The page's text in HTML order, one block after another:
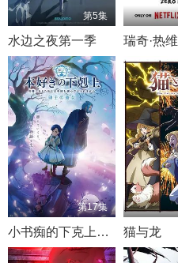
第5集
水边之夜第一季
第17集
小书痴的下克上领主的养女 猫与龙